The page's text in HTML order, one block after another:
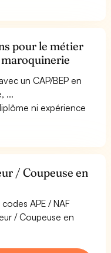
pour le métier
un CAP/BEP en
...
ni expérience
/ Coupeuse en
APE / NAF
/ Coupeuse en